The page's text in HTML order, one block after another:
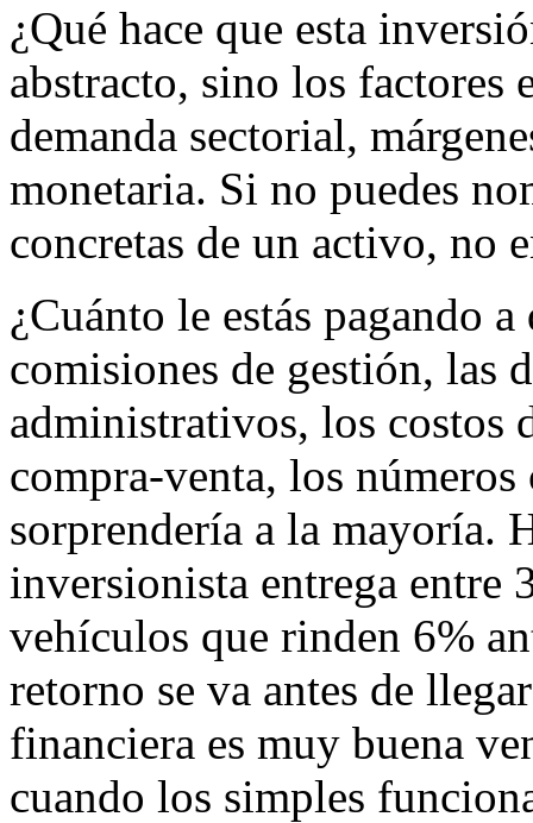
¿Qué hace que esta
abstracto, sino los factores
demanda sectorial,
monetaria. Si no puedes
concretas de un activo, no
¿Cuánto le estás pagando
comisiones de gestión, las
administrativos, los costos
compra-venta, los
sorprendería a la mayoría.
inversionista entrega entre
vehículos que rinden 6%
retorno se va antes de
financiera es muy buena
cuando los simples